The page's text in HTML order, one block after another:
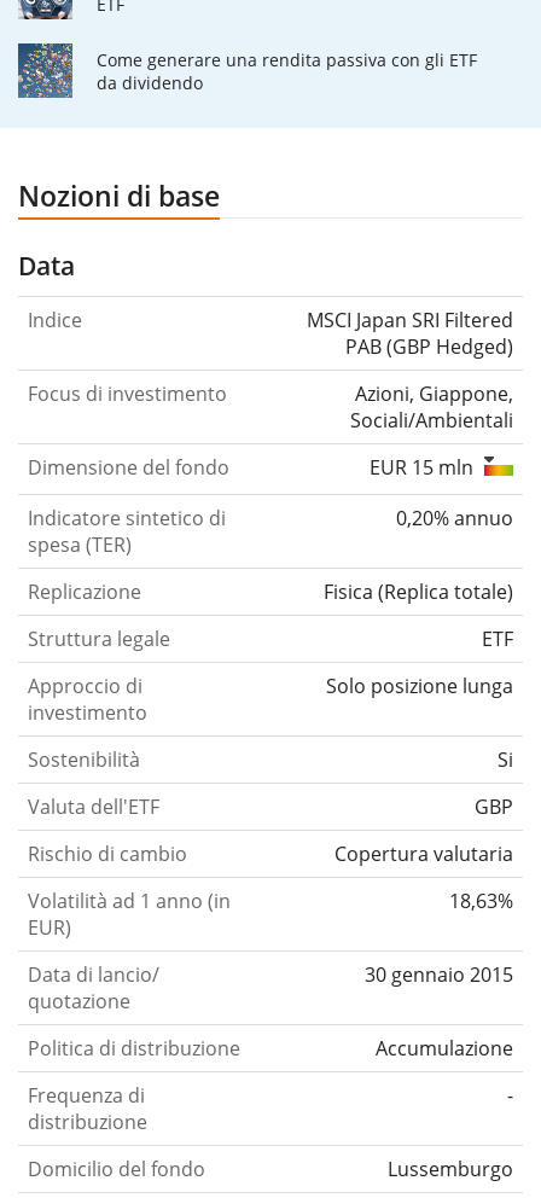
Come generare una rendita passiva con gli ETF
da dividendo
Nozioni di base
Data
Indice
MSCI Japan SRI Filtered
PAB (GBP Hedged)
Focus di investimento
Azioni, Giappone,
Sociali/Ambientali
Dimensione del fondo
EUR 15 mln
Indicatore sintetico di
spesa (TER)
0,20% annuo
Replicazione Fisica (Replica totale)
Struttura legale
ETF
Approccio di
investimento
Solo posizione lunga
Sostenibilità
Si
Valuta dell'ETF
GBP
Rischio di cambio
Copertura valutaria
Volatilità ad 1 anno (in
EUR)
18,63%
Data di lancio/
quotazione
30 gennaio 2015
Politica di distribuzione
Accumulazione
Frequenza di
distribuzione
-
Domicilio del fondo
Lussemburgo